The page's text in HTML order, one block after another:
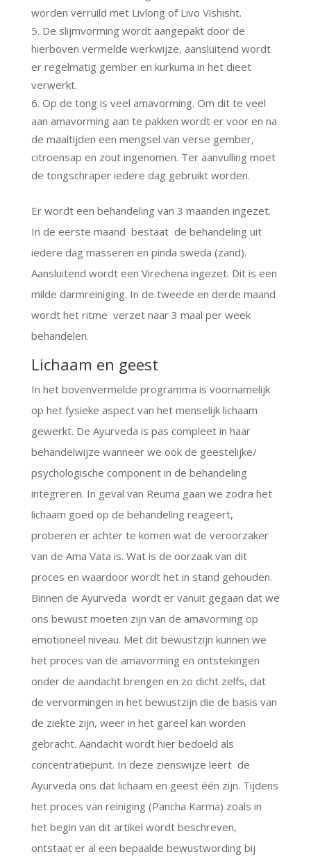
worden verruild met Livlong of Livo Vishisht.
De slijmvorming wordt aangepakt door de
hierboven vermelde werkwijze, aansluitend wordt
er regelmatig gember en kurkuma in het dieet
verwerkt.
Op de tong is veel amavorming. Om dit te veel
aan amavorming aan te pakken wordt er voor en na
de maaltijden een mengsel van verse gember,
citroensap en zout ingenomen. Ter aanvulling moet
de tongschraper iedere dag gebruikt worden.
Er wordt een behandeling van 3 maanden ingezet.
In de eerste maand bestaat de behandeling uit
iedere dag masseren en pinda sweda (zand).
Aansluitend wordt een Virechena ingezet. Dit is een
milde darmreiniging. In de tweede en derde maand
wordt het ritme verzet naar 3 maal per week
behandelen.
Lichaam en geest
In het bovenvermelde programma is voornamelijk
op het fysieke aspect van het menselijk lichaam
gewerkt. De Ayurveda is pas compleet in haar
behandelwijze wanneer we ook de geestelijke/
psychologische component in de behandeling
integreren. In geval van Reuma gaan we zodra het
lichaam goed op de behandeling reageert,
proberen er achter te komen wat de veroorzaker
van de Ama Vata is. Wat is de oorzaak van dit
proces en waardoor wordt het in stand gehouden.
Binnen de Ayurveda wordt er vanuit gegaan dat we
ons bewust moeten zijn van de amavorming op
emotioneel niveau. Met dit bewustzijn kunnen we
het proces van de amavorming en ontstekingen
onder de aandacht brengen en zo dicht zelfs, dat
de vervormingen in het bewustzijn die de basis van
de ziekte zijn, weer in het gareel kan worden
gebracht. Aandacht wordt hier bedoeld als
concentratiepunt. In deze zienswijze leert de
Ayurveda ons dat lichaam en geest één zijn. Tijdens
het proces van reiniging (Pancha Karma) zoals in
het begin van dit artikel wordt beschreven,
ontstaat er al een bepaalde bewustwording bij